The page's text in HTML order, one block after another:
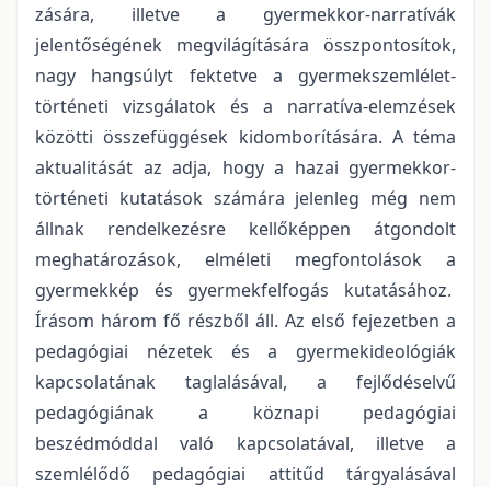
zására, illetve a gyermekkor-narratívák
jelentőségének megvilágítására összpontosítok,
nagy hangsúlyt fektetve a gyermekszemlélet-
történeti vizsgálatok és a narratíva-elemzések
közötti összefüggések kidomborítására. A téma
aktualitását az adja, hogy a hazai gyermekkor-
történeti kutatások számára jelenleg még nem
állnak rendelkezésre kellőképpen átgondolt
meghatározások, elméleti megfontolások a
gyermekkép és gyermekfelfogás kutatásához.
Írásom három fő részből áll. Az első fejezetben a
pedagógiai nézetek és a gyermekideológiák
kapcsolatának taglalásával, a fejlődéselvű
pedagógiának a köznapi pedagógiai
beszédmóddal való kapcsolatával, illetve a
szemlélődő pedagógiai attitűd tárgyalásával